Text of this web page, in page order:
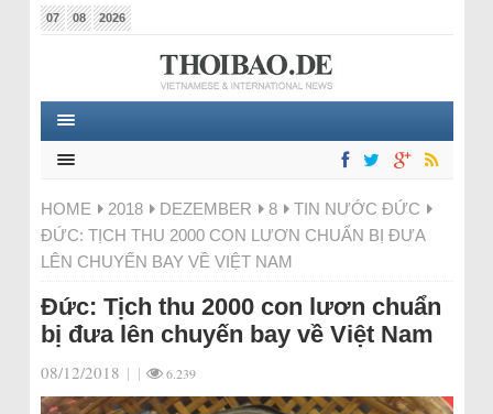
07 08 2026
HOME 2018 DEZEMBER 8
TIN NƯỚC ĐỨC
ĐỨC: TỊCH THU 2000 CON LƯƠN CHUẨN BỊ ĐƯA
LÊN CHUYẾN BAY VỀ VIỆT NAM
Đức: Tịch thu 2000 con lươn chuẩn
bị đưa lên chuyến bay về Việt Nam
08/12/2018 | | 6.239